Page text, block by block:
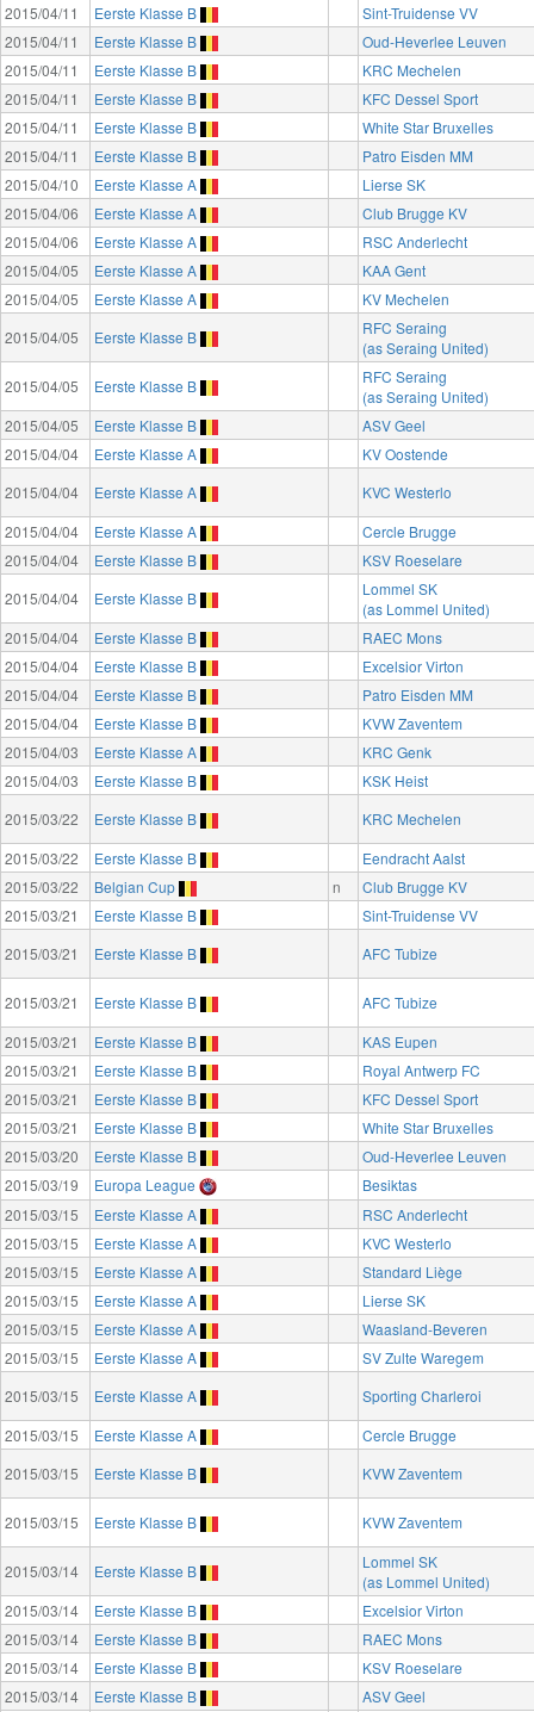
2015/04/11
Eerste Klasse B
Sint-Truidense VV
2015/04/11
Eerste Klasse B
Oud-Heverlee Leuven
2015/04/11
Eerste Klasse B
KRC Mechelen
2015/04/11
Eerste Klasse B
KFC Dessel Sport
2015/04/11
Eerste Klasse B
White Star Bruxelles
2015/04/11
Eerste Klasse B
Patro Eisden MM
2015/04/10
Eerste Klasse A
Lierse SK
2015/04/06
Eerste Klasse A
Club Brugge KV
2015/04/06
Eerste Klasse A
RSC Anderlecht
2015/04/05
Eerste Klasse A
KAA Gent
2015/04/05
Eerste Klasse A
KV Mechelen
2015/04/05
Eerste Klasse B
RFC Seraing
(as Seraing United)
2015/04/05
Eerste Klasse B
RFC Seraing
(as Seraing United)
2015/04/05
Eerste Klasse B
ASV Geel
2015/04/04
Eerste Klasse A
KV Oostende
2015/04/04
Eerste Klasse A
KVC Westerlo
2015/04/04
Eerste Klasse A
Cercle Brugge
2015/04/04
Eerste Klasse B
KSV Roeselare
2015/04/04
Eerste Klasse B
Lommel SK
(as Lommel United)
2015/04/04
Eerste Klasse B
RAEC Mons
2015/04/04
Eerste Klasse B
Excelsior Virton
2015/04/04
Eerste Klasse B
Patro Eisden MM
2015/04/04
Eerste Klasse B
KVW Zaventem
2015/04/03
Eerste Klasse A
KRC Genk
2015/04/03
Eerste Klasse B
KSK Heist
2015/03/22
Eerste Klasse B
KRC Mechelen
2015/03/22
Eerste Klasse B
Eendracht Aalst
2015/03/22
Belgian Cup n
Club Brugge KV
2015/03/21
Eerste Klasse B
Sint-Truidense VV
2015/03/21
Eerste Klasse B AFC Tubize
2015/03/21 Eerste Klasse B
AFC Tubize
2015/03/21
Eerste Klasse B
KAS Eupen
2015/03/21
Eerste Klasse B
Royal Antwerp FC
2015/03/21
Eerste Klasse B
KFC Dessel Sport
2015/03/21
Eerste Klasse B
White Star Bruxelles
2015/03/20
Eerste Klasse B
Oud-Heverlee Leuven
2015/03/19
Europa League
Besiktas
2015/03/15
Eerste Klasse A
RSC Anderlecht
2015/03/15
Eerste Klasse A
KVC Westerlo
2015/03/15
Eerste Klasse A
Standard Liège
2015/03/15
Eerste Klasse A
Lierse SK
2015/03/15
Eerste Klasse A
Waasland-Beveren
2015/03/15
Eerste Klasse A
SV Zulte Waregem
2015/03/15
Eerste Klasse A
Sporting Charleroi
2015/03/15
Eerste Klasse A
Cercle Brugge
2015/03/15
Eerste Klasse B KVW Zaventem
2015/03/15 Eerste Klasse B KVW Zaventem
2015/03/14 Eerste Klasse B
Lommel SK
(as Lommel United)
2015/03/14
Eerste Klasse B
Excelsior Virton
2015/03/14
Eerste Klasse B
RAEC Mons
2015/03/14
Eerste Klasse B
KSV Roeselare
2015/03/14
Eerste Klasse B
ASV Geel